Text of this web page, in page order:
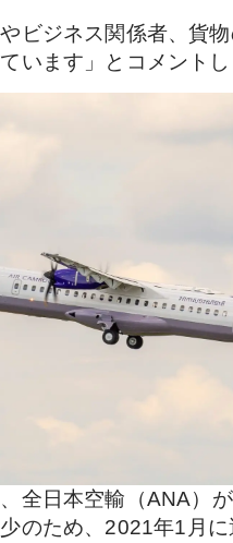
やビジネス関係者、貨
います」とコメントし
全日本空輸（ANA）
のため、2021年1月